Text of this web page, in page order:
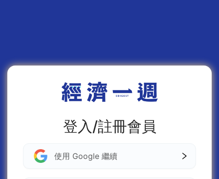
登入/註冊會員
使用 Google 繼續